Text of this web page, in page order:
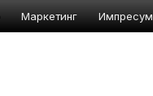
Маркетинг Импресум